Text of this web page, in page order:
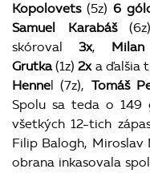
Kopolovets(5z)6
Samuel Karabáš
skóroval 3x,
Grutka(1z)2xa ďalšia
Hennel (7z), Tomáš
Spolu sa teda o 149
všetkých 12-tich
Filip Balogh, Miroslav
obrana inkasovala